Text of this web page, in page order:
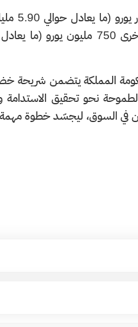
المملكة يتضمن شريحة
نحو تحقيق الاستدامة
في السوق، ليجسّد خطوة مهمة